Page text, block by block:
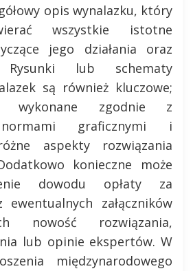
opis wynalazku, który
wszystkie istotne
jego działania oraz
Rysunki lub schematy
są również kluczowe;
wykonane zgodnie z
graficznymi i
aspekty rozwiązania
konieczne może
dowodu opłaty za
ewentualnych załączników
nowość rozwiązania,
lub opinie ekspertów. W
międzynarodowego